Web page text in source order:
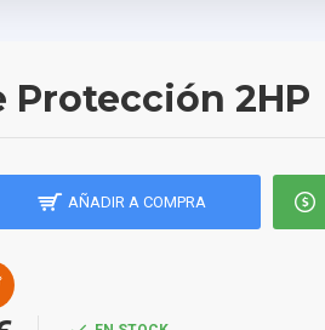
Protección 2HP
AÑADIR A COMPRA